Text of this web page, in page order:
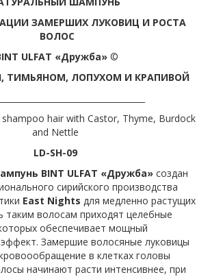
ЗАМЕРШИХ ЛУКОВИЦ И РОСТА
ВОЛОС
ULFAT «Дружба» ©
ТИМЬЯНОМ, ЛОПУХОМ И КРАПИВОЙ
hair with Castor, Thyme, Burdock
and Nettle
LD-SH-09
BINT ULFAT «Дружба» создан
сирийского производства
East Nights для медленно растущих
волосам приходят целебные
обеспечивает мощный
эффект. Замершие волосяные луковицы
в клетках головы
начинают расти интенсивнее, при